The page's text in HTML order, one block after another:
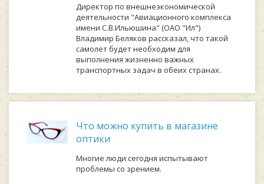
Директор по внешнеэкономической
деятельности "Авиационного комплекса
имени С.В.Ильюшина" (ОАО "Ил")
Владимир Беляков рассказал, что такой
самолет будет необходим для
выполнения жизненно важных
транспортных задач в обеих странах.
Что можно купить в магазине
оптики
Многие люди сегодня испытывают
проблемы со зрением.